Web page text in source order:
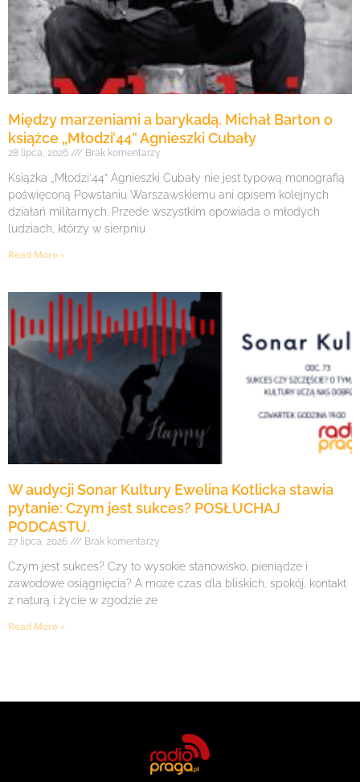
Między marzeniami a barykadą. Michał Barton o
książce „Młodzi’44” Agnieszki Cubały
28 lipca, 2026 Brak komentarzy
Książka „Młodzi’44” Agnieszki Cubały nie jest typową monografią
poświęconą Powstaniu Warszawskiemu ani opisem kolejnych
działań militarnych. Przede wszystkim opowiada o młodych
ludziach, którzy w sierpniu
Read More »
W audycji Sonar Kultury Ewelina Kotlicka stawia
pytanie: Czym jest sukces? POSŁUCHAJ
PODCASTU.
27 lipca, 2026 Brak komentarzy
Czym jest sukces? Czy to wysokie stanowisko, pieniądze i
zawodowe osiągnięcia? A może czas dla bliskich, spokój, kontakt
z naturą i życie w zgodzie ze
Read More »